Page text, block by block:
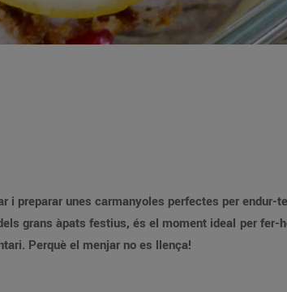
preparar unes carmanyoles perfectes per endur-
grans àpats festius, és el moment ideal per fer-
Perquè el menjar no es llença!